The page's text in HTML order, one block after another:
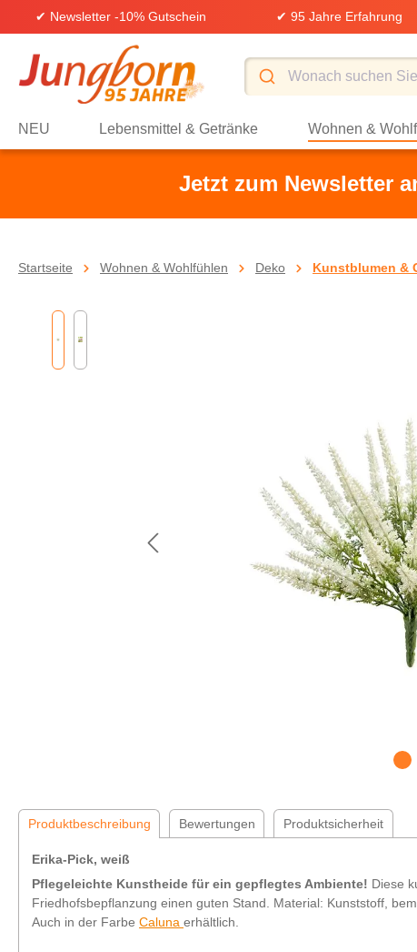
Zur Hauptnavigation springen
✔ Newsletter -10% Gutschein ✔ 95 Jahre Erfahrung
NEU Lebensmittel & Getränke Wohnen &
Jetzt zum Newsletter
Startseite Wohnen & Wohlfühlen Deko Kunstblumen &
Bildergalerie überspringen
Produktbeschreibung Bewertungen Produktsicherheit
Erika-Pick, weiß
Pflegeleichte Kunstheide für ein gepflegtes Ambiente! Diese
Friedhofsbepflanzung einen guten Stand. Material: Kunststoff,
Auch in der Farbe Caluna erhältlich.